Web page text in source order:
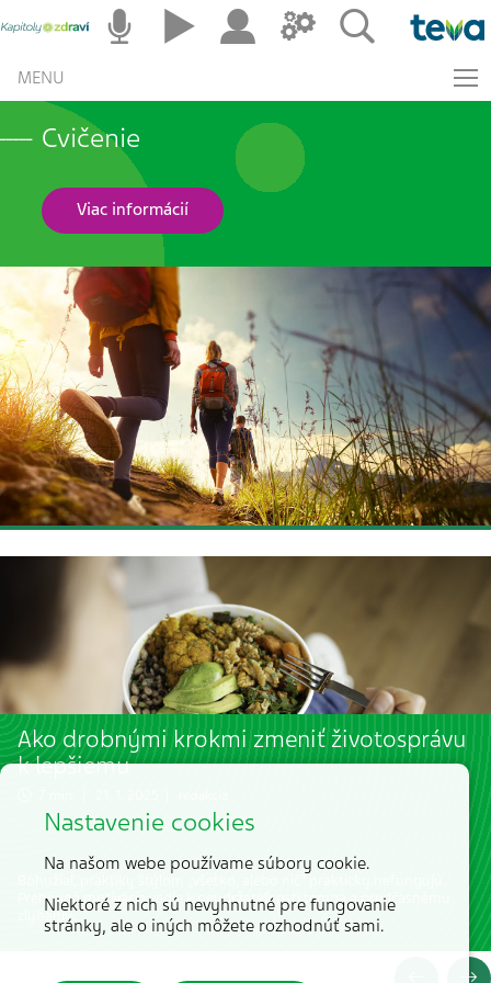
MENU
Cvičenie
Viac informácií
Ako drobnými krokmi zmeniť životosprávu
k lepšiemu
Prehnaná motivácia vedie k neudržateľnosti tempa a predčasnému
zlyhaniu.
Nastavenie cookies
Na našom webe používame súbory cookie.
Niektoré z nich sú nevyhnutné pre fungovanie
stránky, ale o iných môžete rozhodnúť sami.